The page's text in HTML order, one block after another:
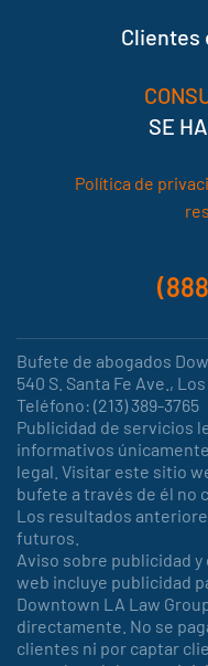
Clientes
SE
Política de
Bufete de abogados
540 S. Santa Fe Ave.,
Teléfono: (213) 389-3765
Publicidad de servicios
informativos
legal. Visitar este sitio
bufete a través de él no
Los resultados
futuros.
Aviso sobre publicidad
web incluye publicidad
Downtown LA Law
directamente. No se
clientes ni por captar